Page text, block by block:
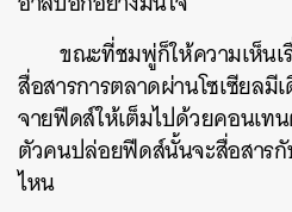
ขณะที่ชมพู่ก็ให้ความเห็นเ
สื่อสารการตลาดผ่านโซเซียลมี
จายฟีดส์ให้เต็มไปด้วยคอนเ
ตัวคนปล่อยฟีดส์นั้นจะสื่อสาร
ไหน